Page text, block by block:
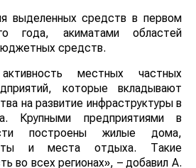
выделенных средств в первом
года, акиматами областей
средств.
местных частных
которые вкладывают
на развитие инфраструктуры в
Крупными предприятиями в
построены жилые дома,
и места отдыха. Такие
во всех регионах», – добавил А.